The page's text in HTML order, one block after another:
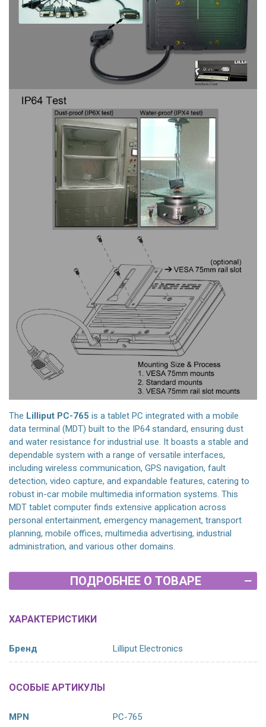
The Lilliput PC-765 is a tablet PC integrated with a mobile
data terminal (MDT) built to the IP64 standard, ensuring dust
and water resistance for industrial use. It boasts a stable and
dependable system with a range of versatile interfaces,
including wireless communication, GPS navigation, fault
detection, video capture, and expandable features, catering to
robust in-car mobile multimedia information systems. This
MDT tablet computer finds extensive application across
personal entertainment, emergency management, transport
planning, mobile offices, multimedia advertising, industrial
administration, and various other domains.
ПОДРОБНЕЕ О ТОВАРЕ
ХАРАКТЕРИСТИКИ
Бренд Lilliput Electronics
ОСОБЫЕ АРТИКУЛЫ
MPN PC-765